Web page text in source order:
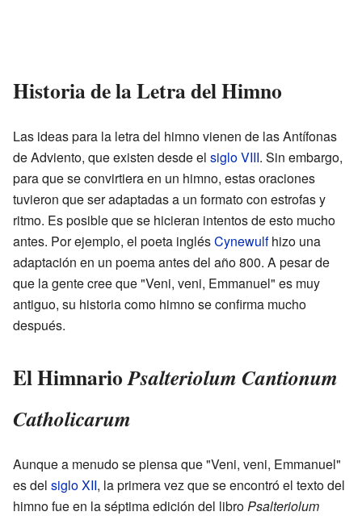
Historia de la Letra del Himno
Las ideas para la letra del himno vienen de las Antífonas
de Adviento, que existen desde el siglo VIII. Sin embargo,
para que se convirtiera en un himno, estas oraciones
tuvieron que ser adaptadas a un formato con estrofas y
ritmo. Es posible que se hicieran intentos de esto mucho
antes. Por ejemplo, el poeta inglésCynewulfhizo una
adaptación en un poema antes del año 800. A pesar de
que la gente cree que "Veni, veni, Emmanuel" es muy
antiguo, su historia como himno se confirma mucho
después.
El HimnarioPsalteriolum Cantionum
Catholicarum
Aunque a menudo se piensa que "Veni, veni, Emmanuel"
es del siglo XII, la primera vez que se encontró el texto del
himno fue en la séptima edición del libroPsalteriolum